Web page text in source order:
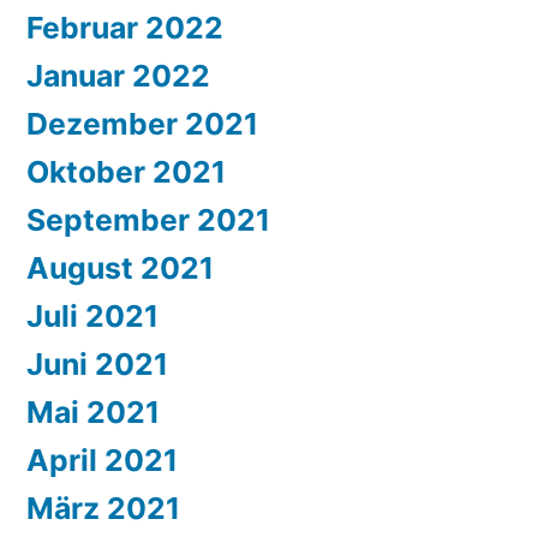
Februar 2022
Januar 2022
Dezember 2021
Oktober 2021
September 2021
August 2021
Juli 2021
Juni 2021
Mai 2021
April 2021
März 2021